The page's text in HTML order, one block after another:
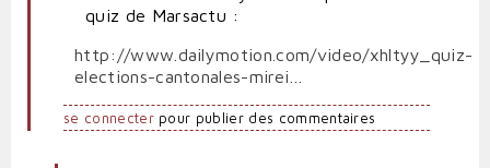
quiz de Marsactu :
http://www.dailymotion.com/video/xhltyy_quiz-
elections-cantonales-mirei…
se connecterpour publier des commentaires